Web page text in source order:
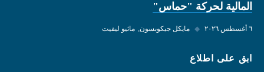
المالية لحركة "حماس"
٦ أغسطس ٢٠٢٦ ◆ مايكل جيكوبسون ماثيو ليفيت
ابق على اطلاع